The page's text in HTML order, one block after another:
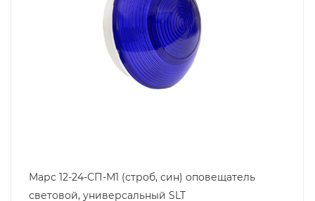
Марс 12-24-СП-М1 (строб, син) оповещатель
световой, универсальный SLT